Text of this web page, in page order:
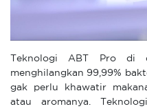
Teknologi ABT Pro di
menghilangkan 99,99%
gak perlu khawatir
atau aromanya.